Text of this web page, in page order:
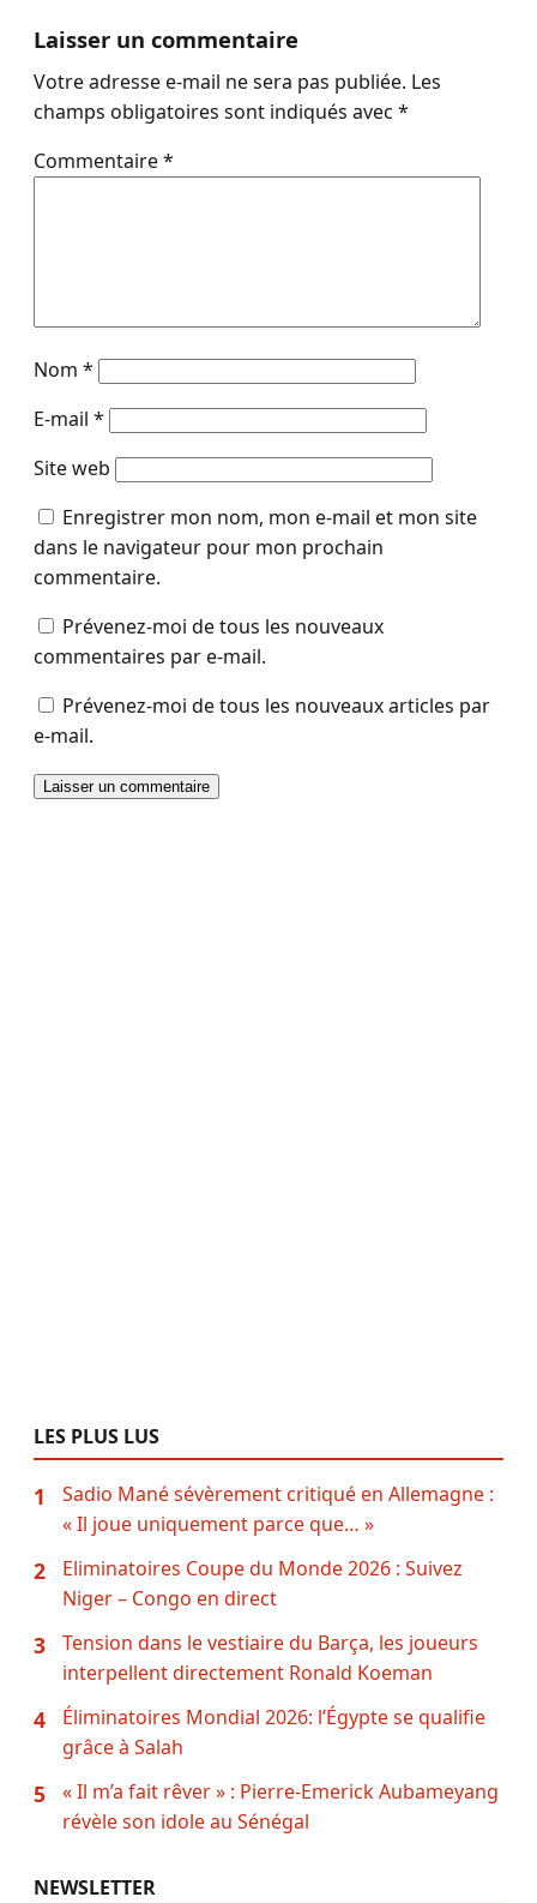
Laisser un commentaire
Votre adresse e-mail ne sera pas publiée. Les
champs obligatoires sont indiqués avec *
Commentaire*
Nom *
E-mail *
Site web
Enregistrer mon nom, mon e-mail et mon site
dans le navigateur pour mon prochain
commentaire.
Prévenez-moi de tous les nouveaux
commentaires par e-mail.
Prévenez-moi de tous les nouveaux articles par
e-mail.
LES PLUS LUS
1
Sadio Mané sévèrement critiqué en Allemagne :
« Il joue uniquement parce que… »
2
Eliminatoires Coupe du Monde 2026 : Suivez
Niger – Congo en direct
3
Tension dans le vestiaire du Barça, les joueurs
interpellent directement Ronald Koeman
4
Éliminatoires Mondial 2026: l’Égypte se qualifie
grâce à Salah
5
« Il m’a fait rêver » : Pierre-Emerick Aubameyang
révèle son idole au Sénégal
NEWSLETTER